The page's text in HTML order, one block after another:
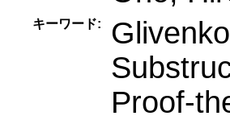
キーワード:
Proof-